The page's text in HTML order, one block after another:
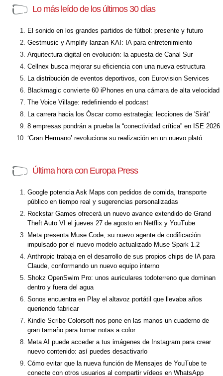
Lo más leído de los últimos 30 días
El sonido en los grandes partidos de fútbol: presente y futuro
Gestmusic y Amplify lanzan KAI: IA para entretenimiento
Arquitectura digital en evolución: la apuesta de Canal Sur
Cellnex busca mejorar su eficiencia con una nueva estructura
La distribución de eventos deportivos, con Eurovision Services
Blackmagic convierte 60 iPhones en una cámara de alta velocidad
The Voice Village: redefiniendo el podcast
La carrera hacia los Óscar como estrategia: lecciones de 'Sirât'
8 empresas pondrán a prueba la “conectividad crítica” en ISE 2026
‘Gran Hermano’ revoluciona su realización en un nuevo plató
Última hora con Europa Press
Google potencia Ask Maps con pedidos de comida, transporte
público en tiempo real y sugerencias personalizadas
Rockstar Games ofrecerá un nuevo avance extendido de Grand
Theft Auto VI el jueves 27 de agosto en Netflix y YouTube
Meta presenta Muse Code, su nuevo agente de codificación
impulsado por el nuevo modelo actualizado Muse Spark 1.2
Anthropic trabaja en el desarrollo de sus propios chips de IA para
Claude, conformando un nuevo equipo interno
Shokz OpenSwim Pro: unos auriculares todoterreno que dominan
dentro y fuera del agua
Sonos encuentra en Play el altavoz portátil que llevaba años
queriendo fabricar
Kindle Scribe Colorsoft nos pone en las manos un cuaderno de
gran tamaño para tomar notas a color
Meta AI puede acceder a tus imágenes de Instagram para crear
nuevo contenido: así puedes desactivarlo
Cómo evitar que la nueva función de Mensajes de YouTube te
conecte con otros usuarios al compartir vídeos en WhatsApp